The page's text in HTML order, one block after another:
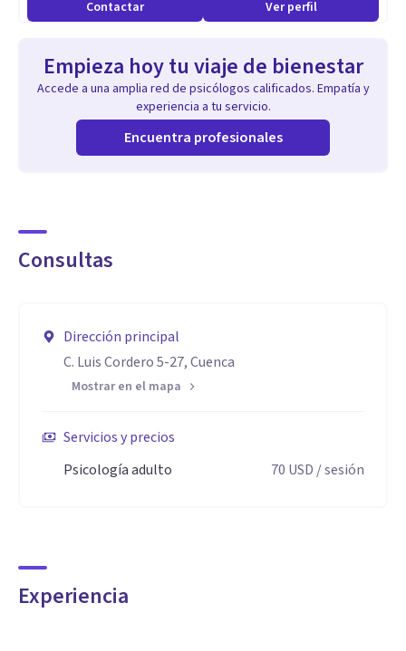
Contactar Ver perfil
Empieza hoy tu viaje de bienestar
Accede a una amplia red de psicólogos calificados. Empatía y
experiencia a tu servicio.
Encuentra profesionales
Consultas
Dirección principal
C. Luis Cordero 5-27, Cuenca
Mostrar en el mapa
Servicios y precios
Psicología adulto
70 USD / sesión
Experiencia